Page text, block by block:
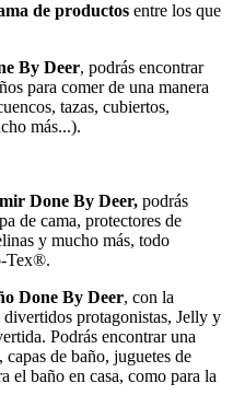
de productos entre los que
By Deer, podrás encontrar
para comer de una manera
tazas, cubiertos,
más...).
Done By Deer, podrás
de cama, protectores de
y mucho más, todo
Tex®.
Done By Deer, con la
protagonistas, Jelly y
Podrás encontrar una
de baño, juguetes de
el baño en casa, como para la